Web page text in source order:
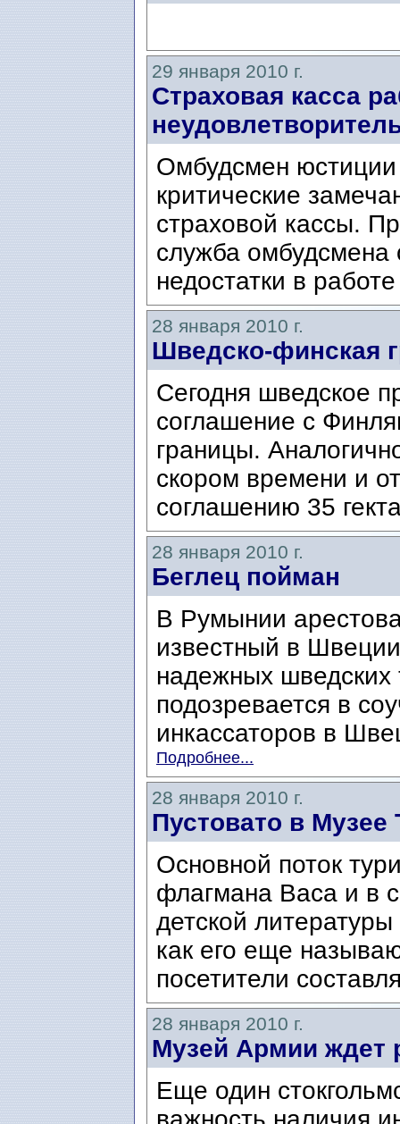
29 января 2010 г.
Страховая касса
Омбудсмен
критические
страховой кассы.
служба омбудсмена
недостатки в
28 января 2010 г.
Шведско-финская
Сегодня шведское
соглашение с
границы.
скором времени и
соглашению 35
28 января 2010 г.
Беглец пойман
В Румынии
известный в
надежных
подозревается в
инкассаторов в
Подробнее...
28 января 2010 г.
Пустовато в Музее
Основной поток
флагмана Васа и в
детской
как его еще
посетители
28 января 2010 г.
Музей Армии ждет
Еще один